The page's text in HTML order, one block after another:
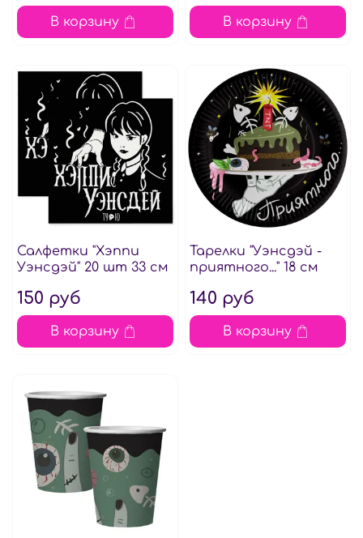
В корзину В корзину
Салфетки "Хэппи
Уэнсдэй" 20 шт 33 см
150 руб
В корзину
Тарелки "Уэнсдэй -
приятного..." 18 см
140 руб
В корзину